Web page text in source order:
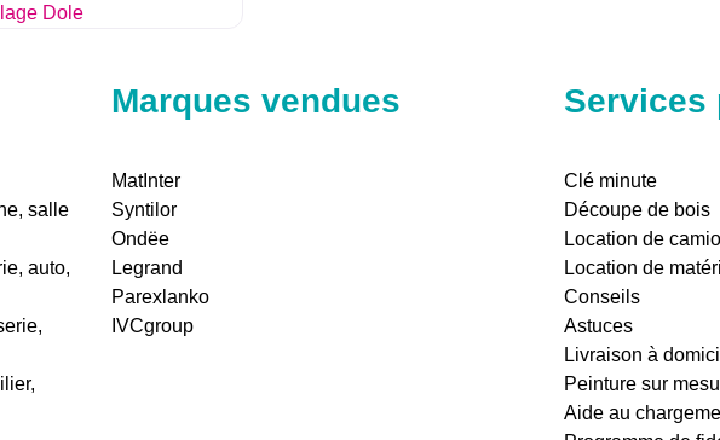
salle
auto,
Marques vendues
MatInter
Syntilor
Ondëe
Legrand
Parexlanko
IVCgroup
Services
Clé minute
Découpe de bois
Location de
Location de
Conseils
Astuces
Livraison à
Peinture sur
Aide au